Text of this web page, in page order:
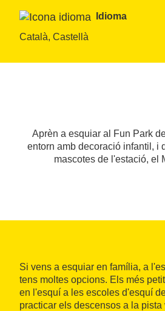
Idioma
Català, Castellà
Aprèn a esquiar al Fun Park
entorn amb decoració infantil, i
mascotes de l'estació, el
Si vens a esquiar en família, a
tens moltes opcions. Els més
en l'esquí a les escoles d'esquí
practicar els descensos a la pista